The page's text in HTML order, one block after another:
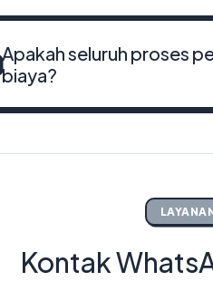
Apakah seluruh proses
biaya?
Kontak